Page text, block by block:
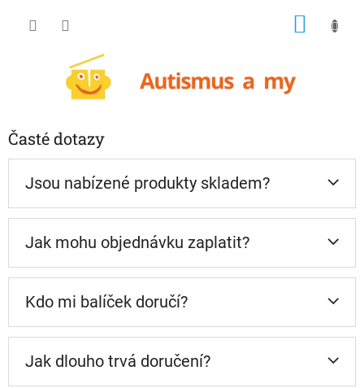
Časté dotazy
Jsou nabízené produkty skladem?
Jak mohu objednávku zaplatit?
Kdo mi balíček doručí?
Jak dlouho trvá doručení?